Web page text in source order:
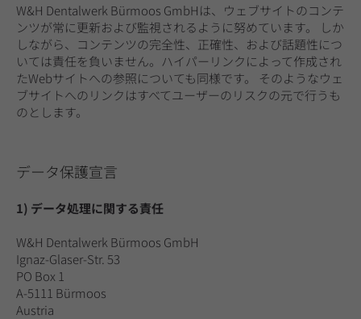
W&H Dentalwerk Bürmoos GmbHは、ウェブサイトのコンテ
ンツが常に更新および監視されるように努めています。 しか
しながら、コンテンツの完全性、正確性、および話題性につ
いては責任を負いません。ハイパーリンクによって作成され
たWebサイトへの参照についても同様です。 そのようなウェ
ブサイトへのリンクはすべてユーザーのリスクの元で行うも
のとします。
データ保護宣言
1) データ処理に関する責任
W&H Dentalwerk Bürmoos GmbH
Ignaz-Glaser-Str. 53
PO Box 1
A-5111 Bürmoos
Austria